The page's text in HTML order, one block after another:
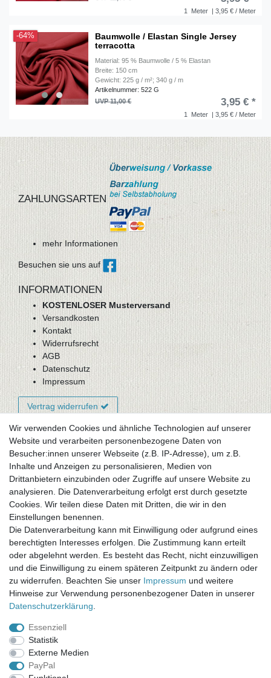
1 Meter | 3,95 € / Meter
-64%
Baumwolle / Elastan Single Jersey
terracotta
Material: 95 % Baumwolle / 5 % Elastan
Breite: 150 cm
Gewicht: 225 g / m²; 340 g / m
Artikelnummer: 522 G
1 Meter | 3,95 € / Meter
UVP 11,00 € 3,95 € *
ZAHLUNGSARTEN
mehr Informationen
Besuchen sie uns auf
INFORMATIONEN
KOSTENLOSER Musterversand
Versandkosten
Kontakt
Widerrufsrecht
AGB
Datenschutz
Impressum
Vertrag widerrufen
Newsletter-Anmeldung
FAQ / Fragen
Mein Warenkorb
Mein Merkzettel
Mein Konto
UNSER LADENGESCHÄFT
Gottlieb-Daimler-Str. 10
33334 Gütersloh
ÖFFNUNGSZEITEN
Montag - Dienstag: 8.00 - 18.00 Uhr, Mittwoch Ruhetag,
Donnerstag: 8.00 - 18.00 Uhr, Freitag 8.00 - 14.00 Uhr
KUNDENSERVICE
Telefon: (05241) 403 22 38
E-Mail: info@stoffamstueck.de
Wir verwenden Cookies und ähnliche Technologien auf unserer
Website und verarbeiten personenbezogene Daten von
Besucher:innen unserer Webseite (z.B. IP-Adresse), um z.B.
Inhalte und Anzeigen zu personalisieren, Medien von
Drittanbietern einzubinden oder Zugriffe auf unsere Website zu
analysieren. Die Datenverarbeitung erfolgt erst durch gesetzte
Cookies. Wir teilen diese Daten mit Dritten, die wir in den
Einstellungen benennen.
Die Datenverarbeitung kann mit Einwilligung oder aufgrund eines
berechtigten Interesses erfolgen. Die Zustimmung kann erteilt
oder abgelehnt werden. Es besteht das Recht, nicht einzuwilligen
und die Einwilligung zu einem späteren Zeitpunkt zu ändern oder
zu widerrufen. Beachten Sie unser Impressum und weitere
Hinweise zur Verwendung personenbezogener Daten in unserer
Daten­schutz­erklärung
Essenziell
Statistik
Externe Medien
PayPal